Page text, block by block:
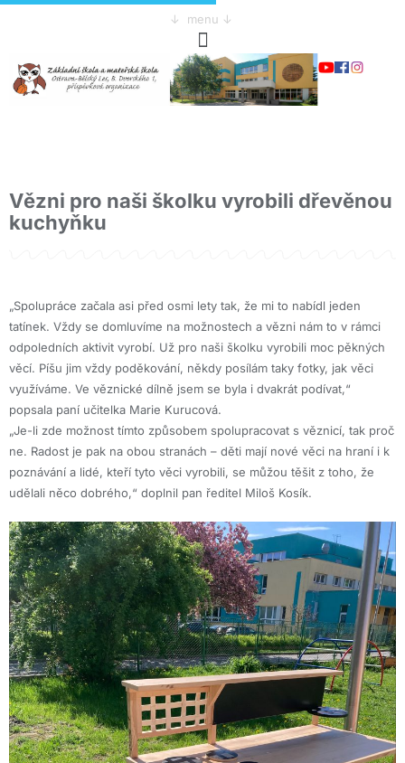
↓ menu ↓
Vězni pro naši školku vyrobili dřevěnou
kuchyňku
„Spolupráce začala asi před osmi lety tak, že mi to nabídl jeden
tatínek. Vždy se domluvíme na možnostech a vězni nám to v rámci
odpoledních aktivit vyrobí. Už pro naši školku vyrobili moc pěkných
věcí. Píšu jim vždy poděkování, někdy posílám taky fotky, jak věci
využíváme. Ve věznické dílně jsem se byla i dvakrát podívat,“
popsala paní učitelka Marie Kurucová.
„Je-li zde možnost tímto způsobem spolupracovat s věznicí, tak proč
ne. Radost je pak na obou stranách – děti mají nové věci na hraní i k
poznávání a lidé, kteří tyto věci vyrobili, se můžou těšit z toho, že
udělali něco dobrého,“ doplnil pan ředitel Miloš Kosík.